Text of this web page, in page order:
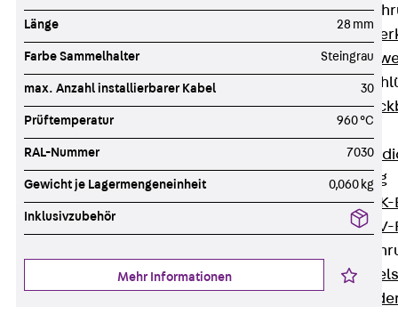
Zurück
GFK-Bewehrung
Zurück
FIBERNOX®
Zurück
Länge 28 mm
Farbe Sammelhalter Steingrau
max. Anzahl installierbarer Kabel 30
Prüftemperatur 960 °C
RAL-Nummer 7030
Gewicht je Lagermengeneinheit 0,060 kg
Inklusivzubehör
Mehr Informationen